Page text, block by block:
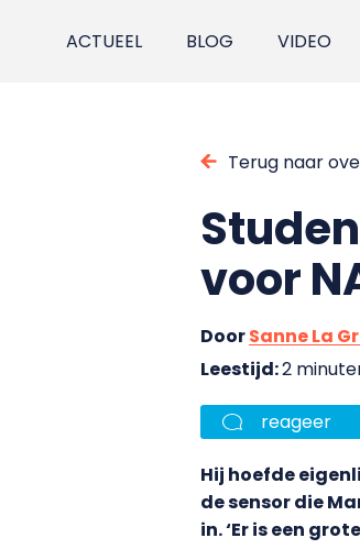
ACTUEEL BLOG VIDEO
Terug naar
voor
DoorSanne La
Leestijd:2
reageer
Hij hoefde
de sensor die
in. ‘Er is een